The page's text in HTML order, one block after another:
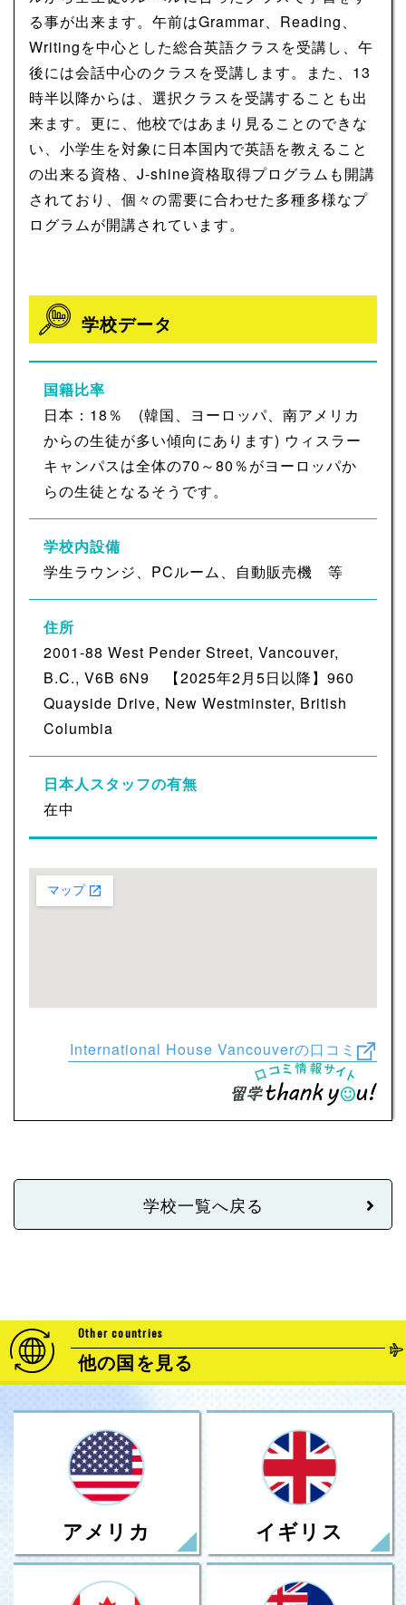
る事が出来ます。午前はGrammar、Reading、
Writingを中心とした総合英語クラスを受講し、午
後には会話中心のクラスを受講します。また、13
時半以降からは、選択クラスを受講することも出
来ます。更に、他校ではあまり見ることのできな
い、小学生を対象に日本国内で英語を教えること
の出来る資格、J-shine資格取得プログラムも開講
されており、個々の需要に合わせた多種多様なプ
ログラムが開講されています。
学校データ
国籍比率
日本：18％ (韓国、ヨーロッパ、南アメリカ
からの生徒が多い傾向にあります) ウィスラー
キャンパスは全体の70～80％がヨーロッパか
らの生徒となるそうです。
学校内設備
学生ラウンジ、PCルーム、自動販売機 等
住所
2001-88 West Pender Street, Vancouver,
B.C., V6B 6N9 【2025年2月5日以降】960
Quayside Drive, New Westminster, British
Columbia
日本人スタッフの有無
在中
International House Vancouverの口コミ
学校一覧へ戻る
Other countries
他の国を見る
アメリカ イギリス